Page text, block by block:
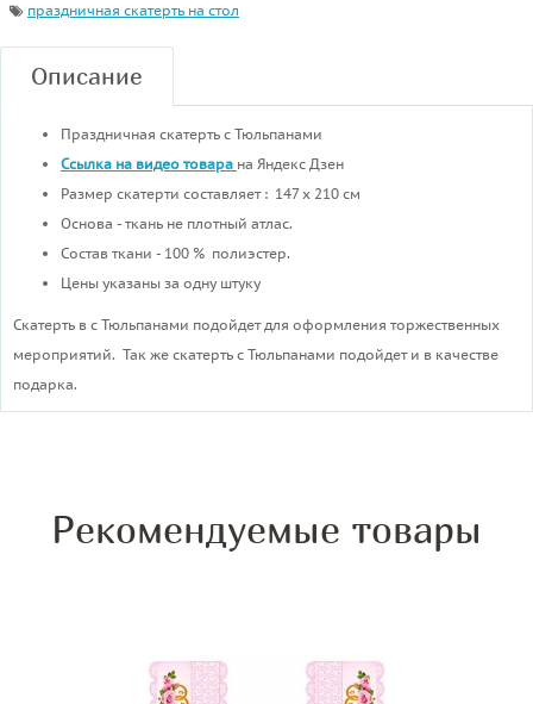
праздничная скатерть на стол
Описание
Праздничная скатерть с Тюльпанами
Ссылка на видео товара на Яндекс Дзен
Размер скатерти составляет : 147 х 210 см
Основа - ткань не плотный атлас.
Состав ткани - 100 % полиэстер.
Цены указаны за одну штуку
Скатерть в с Тюльпанами подойдет для оформления торжественных
мероприятий. Так же скатерть с Тюльпанами подойдет и в качестве
подарка.
Рекомендуемые товары